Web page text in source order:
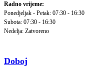
Radno vrijeme:
Ponedjeljak - Petak: 07:30 - 16:30
Subota: 07:30 - 16:30
Nedelja: Zatvoreno
Doboj